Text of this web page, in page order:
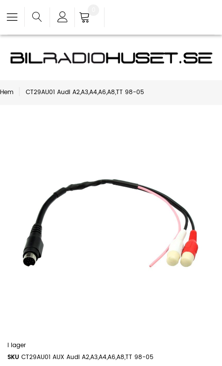
Hem CT29AU01 Audi A2,A3,A4,A6,A8,TT 98-05
I lager
SKU CT29AU01 AUX Audi A2,A3,A4,A6,A8,TT 98-05